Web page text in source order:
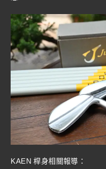
KAEN 桿身相關報導：